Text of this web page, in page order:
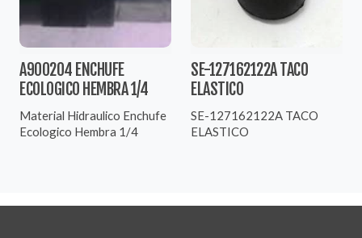
A900204 ENCHUFE
ECOLOGICO HEMBRA 1/4
Material Hidraulico Enchufe
Ecologico Hembra 1/4
SE-127162122A TACO
ELASTICO
SE-127162122A TACO
ELASTICO